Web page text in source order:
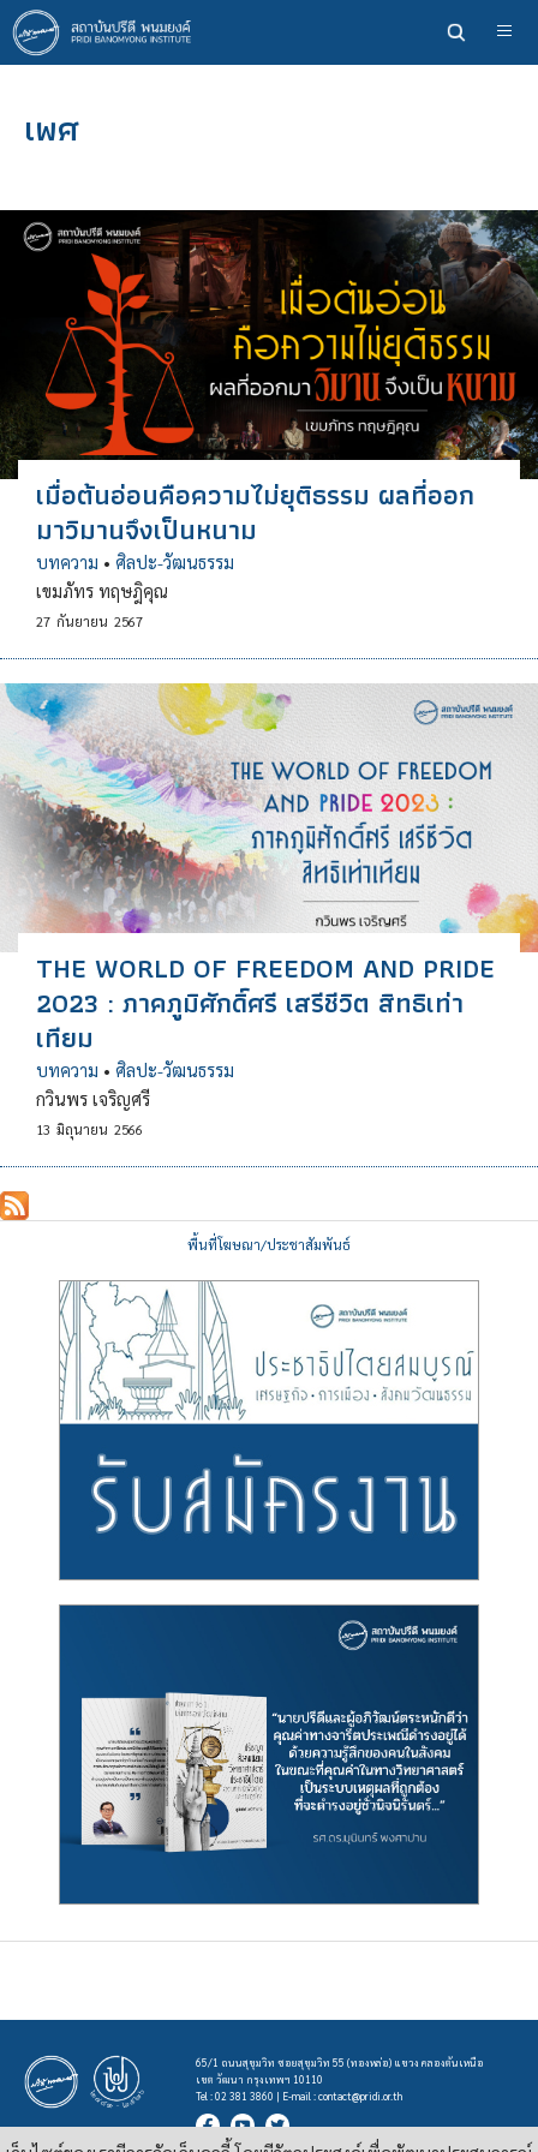
ข้าม
ไป
ยัง
หลักเพศ
เมื่อต้นอ่อนคือความไม่ยุติธรรม ผลที่ออก
มาวิมานจึงเป็นหนาม
บทความ • ศิลปะ-วัฒนธรรม
เขมภัทร ทฤษฎิคุณ
27 กันยายน 2567
THE WORLD OF FREEDOM AND PRIDE
2023 : ภาคภูมิศักดิ์ศรี เสรีชีวิต สิทธิเท่า
เทียม
บทความ • ศิลปะ-วัฒนธรรม
กวินพร เจริญศรี
13 มิถุนายน 2566
พื้นที่โฆษณา/ประชาสัมพันธ์
65/1 ถนนสุขุมวิท ซอยสุขุมวิท 55 (ทองหล่อ) แขวง คลองตันเหนือ
เขต วัฒนา กรุงเทพฯ 10110
Tel : 02 381 3860 | E-mail :contact@pridi.or.th